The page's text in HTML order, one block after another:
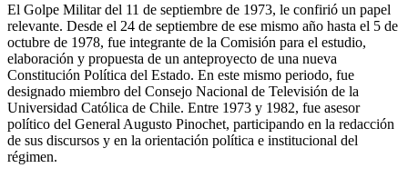
El Golpe Militar del 11 de septiembre de 1973, le confirió un papel
relevante. Desde el 24 de septiembre de ese mismo año hasta el 5 de
octubre de 1978, fue integrante de la Comisión para el estudio,
elaboración y propuesta de un anteproyecto de una nueva
Constitución Política del Estado. En este mismo periodo, fue
designado miembro del Consejo Nacional de Televisión de la
Universidad Católica de Chile. Entre 1973 y 1982, fue asesor
político del General Augusto Pinochet, participando en la redacción
de sus discursos y en la orientación política e institucional del
régimen.